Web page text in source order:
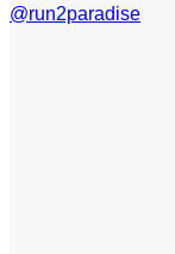
@run2paradise